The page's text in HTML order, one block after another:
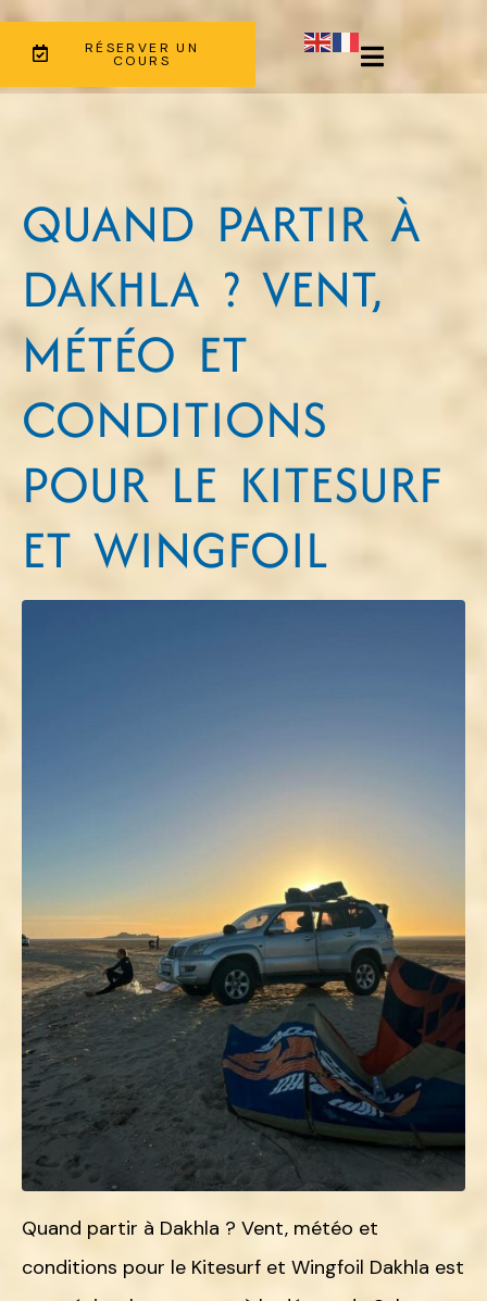
RÉSERVER UN
COURS
QUAND PARTIR À
DAKHLA ? VENT,
MÉTÉO ET
CONDITIONS
POUR LE KITESURF
ET WINGFOIL
Quand partir à Dakhla ? Vent, météo et
conditions pour le Kitesurf et Wingfoil Dakhla est